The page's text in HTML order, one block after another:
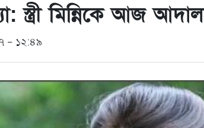
স্ত্রী মিন্নিকে আজ
- ১২:৪৯